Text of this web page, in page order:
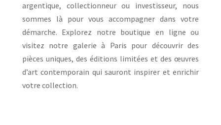
argentique, collectionneur ou investisseur, nous
sommes là pour vous accompagner dans votre
démarche. Explorez notre boutique en ligne ou
visitez notre galerie à Paris pour découvrir des
pièces uniques, des éditions limitées et des œuvres
d’art contemporain qui sauront inspirer et enrichir
votre collection.